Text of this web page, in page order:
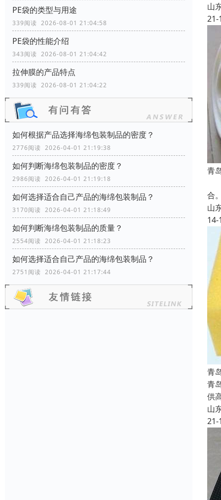
PE袋的类型与用途
339阅读 2026-08-01 21:04:58
‌‌‌PE袋的性能介绍
343阅读 2026-08-01 21:04:42
拉伸膜的产品特点
339阅读 2026-08-01 21:04:22
如何根据产品选择海绵包装制品的密度？
2776阅读 2026-04-01 21:19:38
如何判断海绵包装制品的密度？
2986阅读 2026-04-01 21:19:18
如何选择适合自己产品的海绵包装制品？
3170阅读 2026-04-01 21:18:49
如何判断海绵包装制品的质量？
2554阅读 2026-04-01 21:18:23
如何选择适合自己产品的海绵包装制品？
2751阅读 2026-04-01 21:17:44
山
21-
青
合
山
14-
青
青
供
山
21-